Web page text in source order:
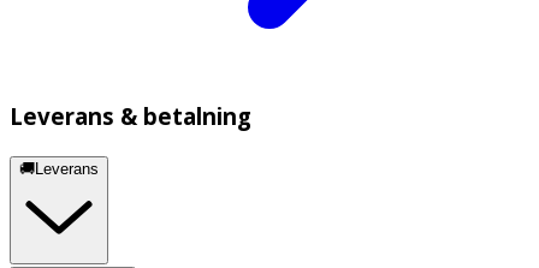
Leverans & betalning
🚚Leverans